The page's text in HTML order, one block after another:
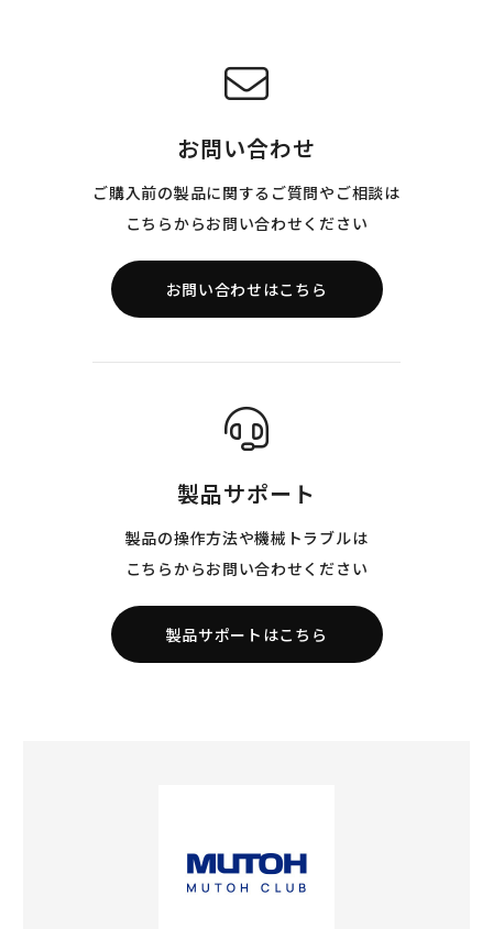
お問い合わせ
ご購入前の製品に関するご質問やご相談は
こちらからお問い合わせください
お問い合わせはこちら
製品サポート
製品の操作方法や機械トラブルは
こちらからお問い合わせください
製品サポートはこちら